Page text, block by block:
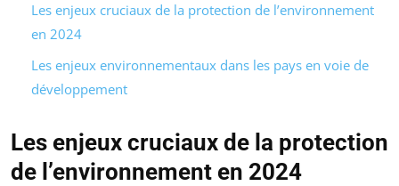
Les enjeux cruciaux de la protection de l’environnement
en 2024
Les enjeux environnementaux dans les pays en voie de
développement
Les enjeux cruciaux de la protection
de l’environnement en 2024